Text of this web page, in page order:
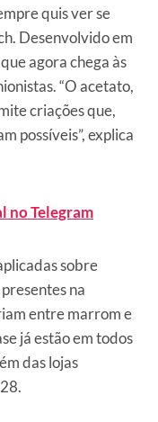
quis ver se
Desenvolvido em
agora chega às
“O acetato,
criações que,
possíveis”, explica
no Telegram
sobre
na
entre marrom e
já estão em todos
das lojas